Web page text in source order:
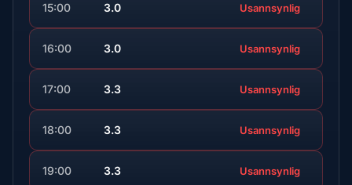
15:00 3.0 Usannsynlig
16:00 3.0 Usannsynlig
17:00 3.3 Usannsynlig
18:00 3.3 Usannsynlig
19:00 3.3 Usannsynlig